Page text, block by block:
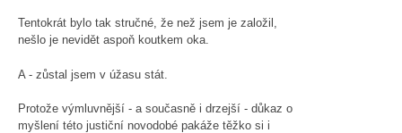
Tentokrát bylo tak stručné, že než jsem je založil,
nešlo je nevidět aspoň koutkem oka.
A - zůstal jsem v úžasu stát.
Protože výmluvnější - a současně i drzejší - důkaz o
myšlení této justiční novodobé pakáže těžko si i